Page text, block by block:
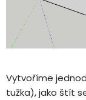
Vytvoříme
tužka), jako štít